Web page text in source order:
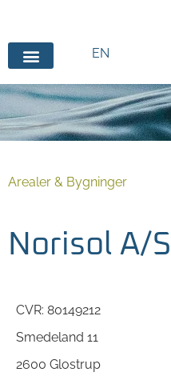
EN
Arealer & Bygninger
Norisol A/S
CVR: 80149212
Smedeland 11
2600 Glostrup